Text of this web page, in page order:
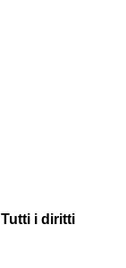
i diritti